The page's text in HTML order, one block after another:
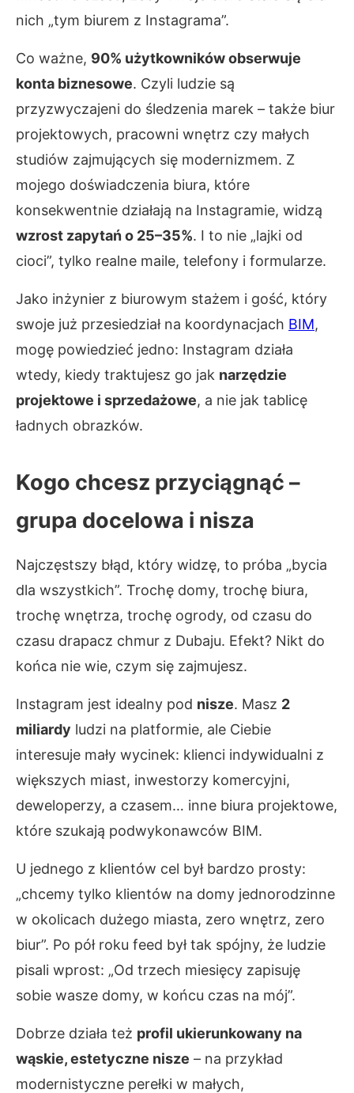
nich „tym biurem z Instagrama”.
Co ważne, 90% użytkowników obserwuje
konta biznesowe. Czyli ludzie są
przyzwyczajeni do śledzenia marek – także biur
projektowych, pracowni wnętrz czy małych
studiów zajmujących się modernizmem. Z
mojego doświadczenia biura, które
konsekwentnie działają na Instagramie, widzą
wzrost zapytań o 25–35%. I to nie „lajki od
cioci”, tylko realne maile, telefony i formularze.
Jako inżynier z biurowym stażem i gość, który
swoje już przesiedział na koordynacjach BIM,
mogę powiedzieć jedno: Instagram działa
wtedy, kiedy traktujesz go jak narzędzie
projektowe i sprzedażowe, a nie jak tablicę
ładnych obrazków.
Kogo chcesz przyciągnąć –
grupa docelowa i nisza
Najczęstszy błąd, który widzę, to próba „bycia
dla wszystkich”. Trochę domy, trochę biura,
trochę wnętrza, trochę ogrody, od czasu do
czasu drapacz chmur z Dubaju. Efekt? Nikt do
końca nie wie, czym się zajmujesz.
Instagram jest idealny pod nisze. Masz 2
miliardy ludzi na platformie, ale Ciebie
interesuje mały wycinek: klienci indywidualni z
większych miast, inwestorzy komercyjni,
deweloperzy, a czasem… inne biura projektowe,
które szukają podwykonawców BIM.
U jednego z klientów cel był bardzo prosty:
„chcemy tylko klientów na domy jednorodzinne
w okolicach dużego miasta, zero wnętrz, zero
biur”. Po pół roku feed był tak spójny, że ludzie
pisali wprost: „Od trzech miesięcy zapisuję
sobie wasze domy, w końcu czas na mój”.
Dobrze działa też profil ukierunkowany na
wąskie, estetyczne nisze – na przykład
modernistyczne perełki w małych,